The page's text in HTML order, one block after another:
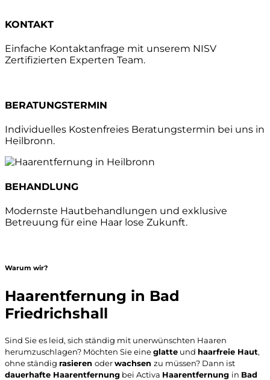
KONTAKT
Einfache Kontaktanfrage mit unserem NISV
Zertifizierten Experten Team.
BERATUNGSTERMIN
Individuelles Kostenfreies Beratungstermin bei uns in
Heilbronn.
BEHANDLUNG
Modernste Hautbehandlungen und exklusive
Betreuung für eine Haar lose Zukunft.
Warum wir?
Haarentfernung in Bad
Friedrichshall
Sind Sie es leid, sich ständig mit unerwünschten Haaren
herumzuschlagen? Möchten Sie eineglatte und haarfreie Haut,
ohne ständig rasieren oderwachsen zu müssen? Dann ist
dauerhafte Haarentfernung bei Activa Haarentfernung in Bad